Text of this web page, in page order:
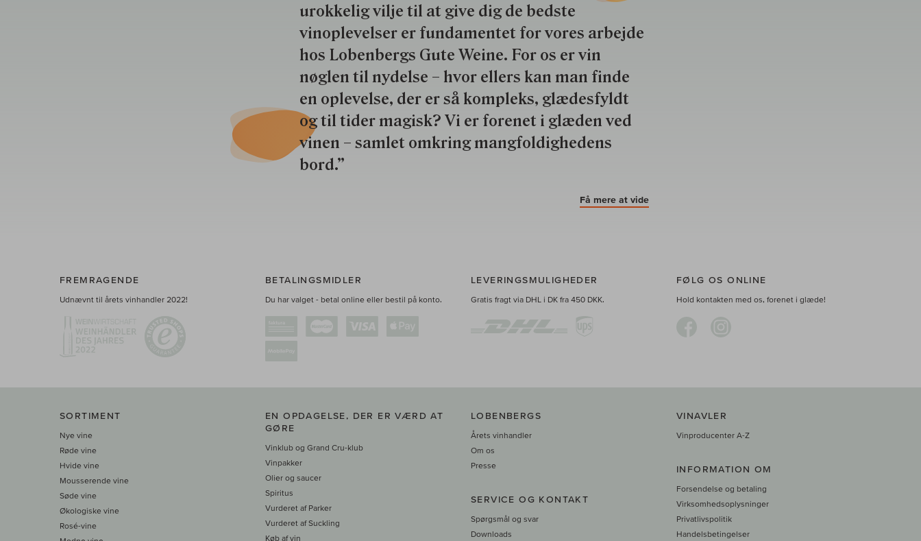
urokkelig vilje til at give dig de bedste
vinoplevelser er fundamentet for vores arbejde
hos Lobenbergs Gute Weine. For os er vin
nøglen til nydelse – hvor ellers kan man finde
en oplevelse, der er så kompleks, glædesfyldt
og til tider magisk? Vi er forenet i glæden ved
vinen – samlet omkring mangfoldighedens
bord.”
Få mere at vide
FREMRAGENDE
Udnævnt til årets vinhandler 2022!
BETALINGSMIDLER
Du har valget - betal online eller bestil på konto.
LEVERINGSMULIGHEDER
Gratis fragt via DHL i DK fra 450 DKK.
FØLG OS ONLINE
Hold kontakten med os, forenet i glæde!
SORTIMENT
Nye vine
Røde vine
Hvide vine
Mousserende vine
Søde vine
Økologiske vine
Rosé-vine
EN OPDAGELSE, DER ER VÆRD AT
GØRE
Vinklub og Grand Cru-klub
Vinpakker
Olier og saucer
Spiritus
Vurderet af Parker
Vurderet af Suckling
Køb af vin
LOBENBERGS
Årets vinhandler
Om os
Presse
SERVICE OG KONTAKT
Spørgsmål og svar
Downloads
VINAVLER
Vinproducenter A-Z
INFORMATION OM
Forsendelse og betaling
Virksomhedsoplysninger
Privatlivspolitik
Handelsbetingelser